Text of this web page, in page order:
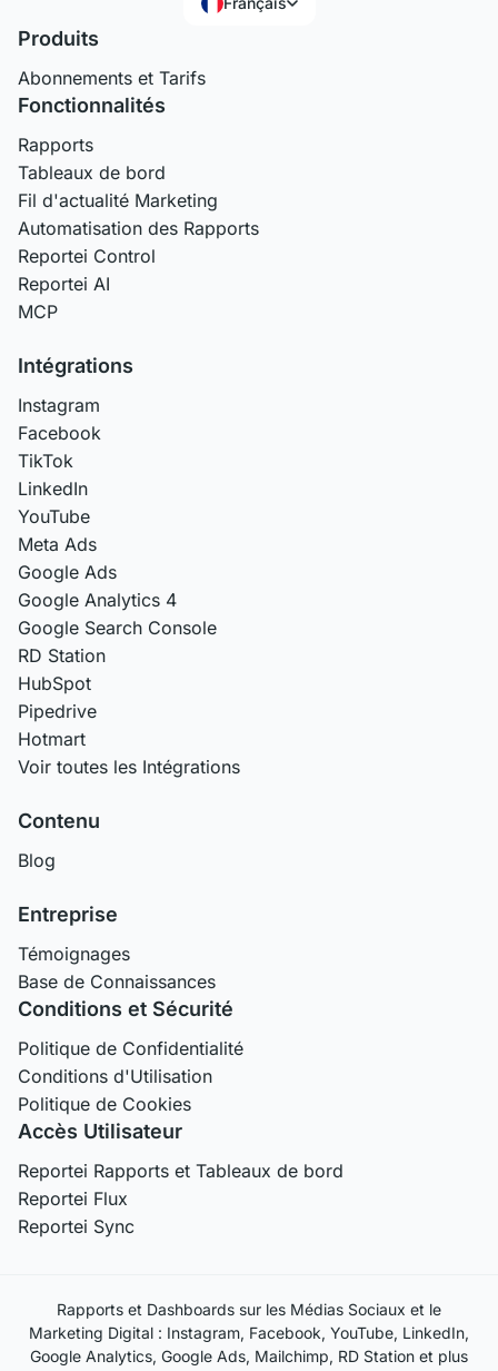
Produits
Abonnements et Tarifs
Fonctionnalités
Rapports
Tableaux de bord
Fil d'actualité Marketing
Automatisation des Rapports
Reportei Control
Reportei AI
MCP
Intégrations
Instagram
Facebook
TikTok
LinkedIn
YouTube
Meta Ads
Google Ads
Google Analytics 4
Google Search Console
RD Station
HubSpot
Pipedrive
Hotmart
Voir toutes les Intégrations
Contenu
Blog
Entreprise
Témoignages
Base de Connaissances
Conditions et Sécurité
Politique de Confidentialité
Conditions d'Utilisation
Politique de Cookies
Accès Utilisateur
Reportei Rapports et Tableaux de bord
Reportei Flux
Reportei Sync
Rapports et Dashboards sur les Médias Sociaux et le
Marketing Digital : Instagram, Facebook, YouTube, LinkedIn,
Google Analytics, Google Ads, Mailchimp, RD Station et plus